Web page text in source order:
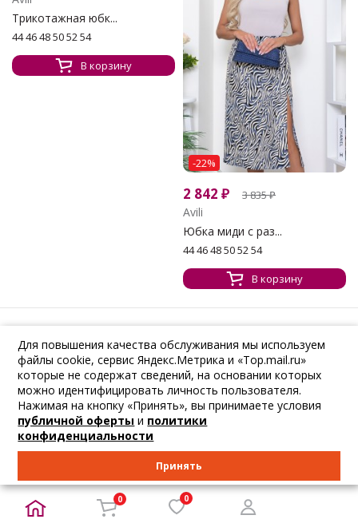
Трикотажная юбк...
44 46 48 50 52 54
В корзину
-22%
2 842 ₽ 3 835₽
Avili
Юбка миди с раз...
44 46 48 50 52 54
В корзину
-22%
3 087₽ 4 165₽
Avili
Юбка из трикота...
42 44 46 48 50 52 54
-22%
2 761₽ 3 725₽
Avili
Трикотажная юбк...
Для повышения качества обслуживания мы используем
файлы cookie, сервис Яндекс.Метрика и «Top.mail.ru»
которые не содержат сведений, на основании которых
можно идентифицировать личность пользователя.
Нажимая на кнопку «Принять», вы принимаете условия
публичной оферты и политики
конфиденциальности
Принять
0 0